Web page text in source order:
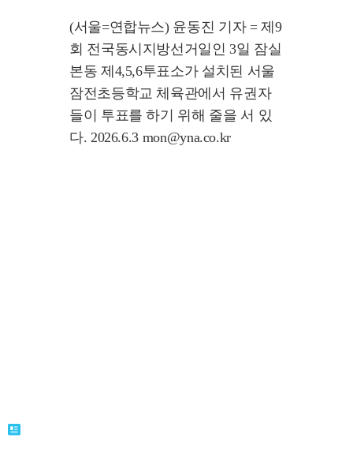
(서울=연합뉴스) 윤동진 기자 = 제9
회 전국동시지방선거일인 3일 잠실
본동 제4,5,6투표소가 설치된 서울
잠전초등학교 체육관에서 유권자
들이 투표를 하기 위해 줄을 서 있
다. 2026.6.3 mon@yna.co.kr